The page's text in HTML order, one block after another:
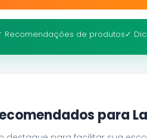
Recomendações de produtos✓
para